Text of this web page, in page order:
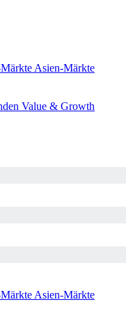
Asien-Märkte
Value & Growth
Asien-Märkte